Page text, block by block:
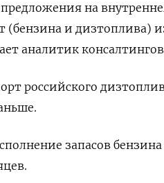
на
(бензина и дизтоплива)
аналитик
российского
запасов